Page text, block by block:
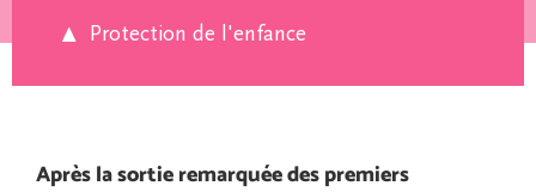
Protection de l'enfance
Après la sortie remarquée des premiers